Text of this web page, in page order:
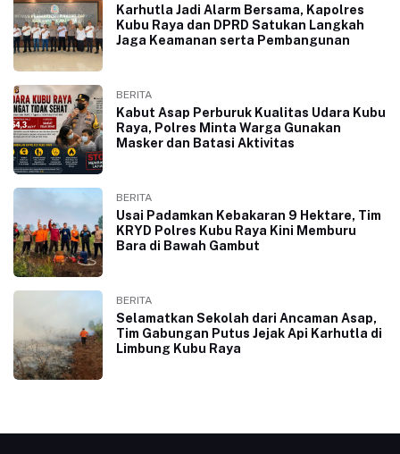
Karhutla Jadi Alarm Bersama, Kapolres
Kubu Raya dan DPRD Satukan Langkah
Jaga Keamanan serta Pembangunan
BERITA
Kabut Asap Perburuk Kualitas Udara Kubu
Raya, Polres Minta Warga Gunakan
Masker dan Batasi Aktivitas
BERITA
Usai Padamkan Kebakaran 9 Hektare, Tim
KRYD Polres Kubu Raya Kini Memburu
Bara di Bawah Gambut
BERITA
Selamatkan Sekolah dari Ancaman Asap,
Tim Gabungan Putus Jejak Api Karhutla di
Limbung Kubu Raya